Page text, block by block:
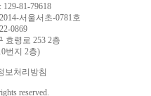
81-79618
서울서초-0781호
0869
효령로 253 2층
번지 2층)
보처리방침
reserved.